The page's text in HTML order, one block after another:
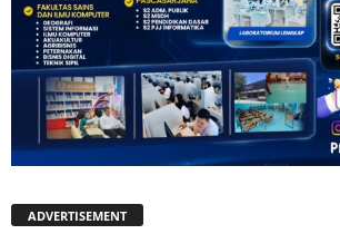
ADVERTISEMENT